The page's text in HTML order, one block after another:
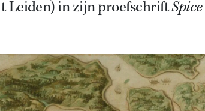
Leiden) in zijn proefschriftSpice